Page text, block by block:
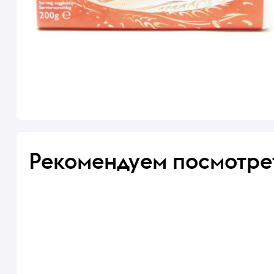
Рекомендуем